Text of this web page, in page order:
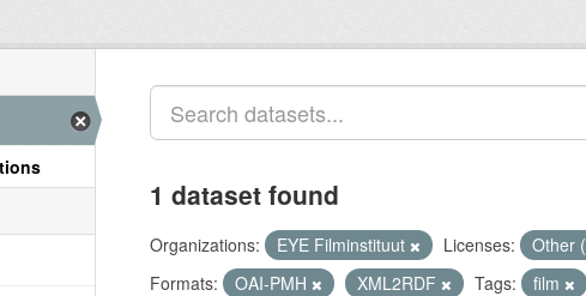
1 dataset found
Organizations: EYE Filminstituut Licenses:
Other
Formats:
OAI-PMH XML2RDF Tags: film